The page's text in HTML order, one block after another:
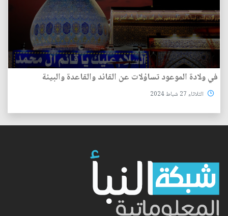
في ولادة الموعود تساؤلات عن القائد والقاعدة والبيئة
الثلاثاء 27 شباط 2024